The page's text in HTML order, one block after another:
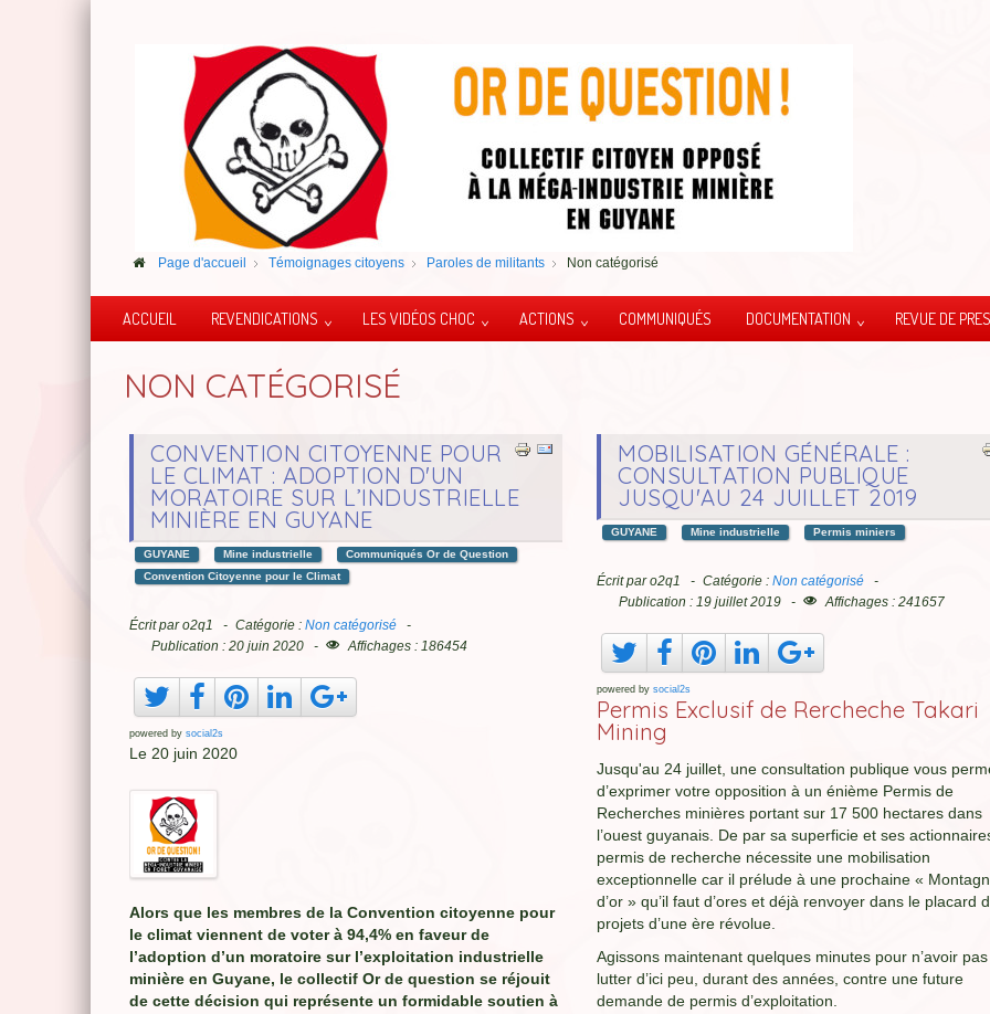
Page d'accueil Témoignages citoyens Paroles de militants Non catégorisé
ACCUEIL REVENDICATIONS LES VIDÉOS CHOC ACTIONS COMMUNIQUÉS DOCUMENTATION REVUE DE
NON CATÉGORISÉ
CONVENTION CITOYENNE POUR
LE CLIMAT : ADOPTION D'UN
MORATOIRE SUR L’INDUSTRIELLE
MINIÈRE EN GUYANE
GUYANE Mine industrielle
Communiqués Or de Question
Convention Citoyenne pour le Climat
Écrit paro2q1 Catégorie : Non catégorisé
Publication : 20 juin 2020
Affichages : 186454
powered by social2s
Le 20 juin 2020
Alors que les membres de la Convention citoyenne pour
le climat viennent de voter à 94,4% en faveur de
l’adoption d’un moratoire sur l’exploitation industrielle
minière en Guyane, le collectif Or de question se réjouit
de cette décision qui représente un formidable soutien à
MOBILISATION GÉNÉRALE :
CONSULTATION PUBLIQUE
JUSQU'AU 24 JUILLET 2019
GUYANE Mine industrielle Permis miniers
Écrit paro2q1 Catégorie :Non catégorisé
Publication : 19 juillet 2019
Affichages : 241657
powered bysocial2s
Permis Exclusif de Rercheche Takari
Mining
Jusqu'au 24 juillet, une consultation publique vous
d’exprimer votre opposition à un énième Permis de
Recherches minières portant sur 17 500 hectares dans
l’ouest guyanais. De par sa superficie et ses
permis de recherche nécessite une mobilisation
exceptionnelle car il prélude à une prochaine «
d’or » qu’il faut d’ores et déjà renvoyer dans le placard
projets d’une ère révolue.
Agissons maintenant quelques minutes pour n’avoir
lutter d’ici peu, durant des années, contre une future
demande de permis d’exploitation.